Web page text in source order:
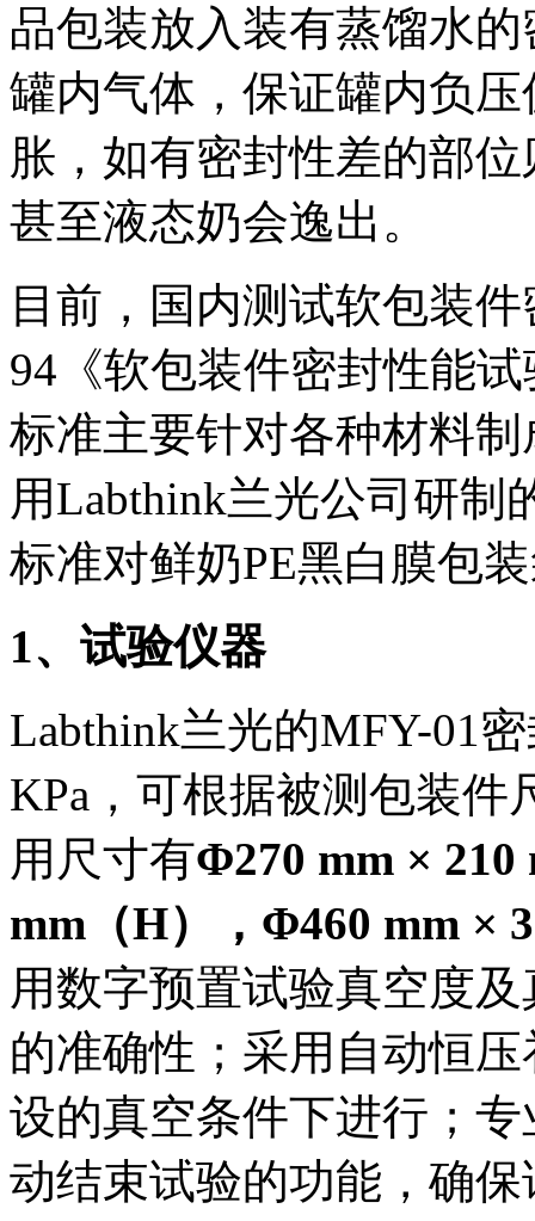
品包装放入装有蒸馏水
罐内气体，保证罐内负
胀，如有密封性差的部
甚至液态奶会逸出。
目前，国内测试软包装
94《软包装件密封性能
标准主要针对各种材料
用Labthink兰光公司研制
标准对鲜奶PE黑白膜包
1、试验仪器
Labthink兰光的MFY-01
KPa，可根据被测包装
用尺寸有Φ270 mm × 210
mm （H）， Φ460 mm ×
用数字预置试验真空度
的准确性；采用自动恒
设的真空条件下进行；
动结束试验的功能，确